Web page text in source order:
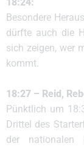
Besondere
dürfte auch die
sich zeigen, wer
kommt.
18:27 – Reid,
Pünktlich um
Drittel des
der